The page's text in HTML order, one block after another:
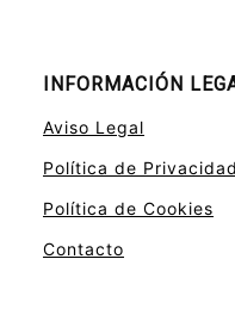
INFORMACIÓN
Aviso Legal
Política de Privacidad
Política de Cookies
Contacto